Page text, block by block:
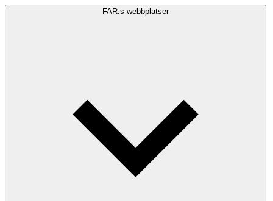
FAR:s webbplatser